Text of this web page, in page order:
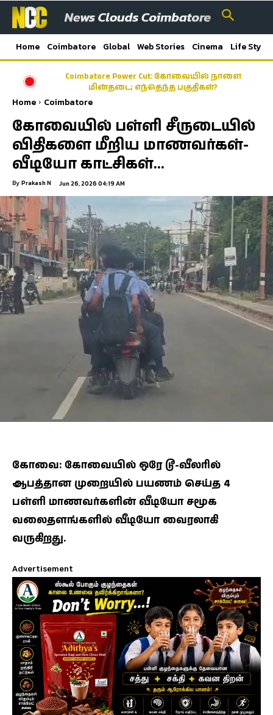
Home Coimbatore Global Web Stories Cinema Life Style
Coimbatore Power Cut: கோவையில் நாளை
மின்தடை; எந்தெந்த பகுதிகள்?
கர்நாடகாவில் இருந்து கேரளாவுக்கு கடத்தப்பட்ட
7,000 லிட்டர் எரிசாராயம் பறிமுதல்
Home Coimbatore
கோவையில் பள்ளி சீருடையில்
விதிகளை மீறிய மாணவர்கள்-
வீடியோ காட்சிகள்…
By Prakash N Jun 26, 2026 04:19 AM
கோவை: கோவையில் ஒரே டூ-வீலரில்
ஆபத்தான முறையில் பயணம் செய்த 4
பள்ளி மாணவர்களின் வீடியோ சமூக
வலைதளங்களில் வீடியோ வைரலாகி
வருகிறது.
Advertisement